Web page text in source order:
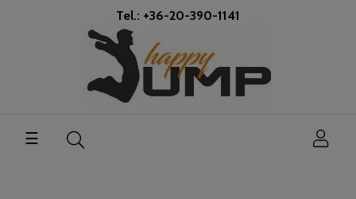
Tel.: +36-20-390-1141
Umschalten
☰